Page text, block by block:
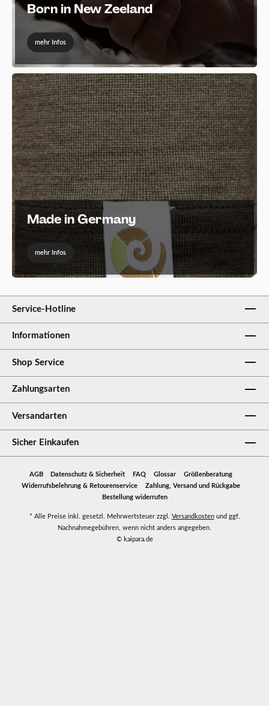
Born in New Zeeland
mehr Infos
Made in Germany
mehr Infos
Service-Hotline
Informationen
Shop Service
Zahlungsarten
Versandarten
Sicher Einkaufen
AGB Datenschutz & Sicherheit FAQ Glossar
Größenberatung
Widerrufsbelehrung & Retourenservice
Zahlung, Versand und Rückgabe
Bestellung widerrufen
* Alle Preise inkl. gesetzl. Mehrwertsteuer zzgl. Versandkostenund ggf.
Nachnahmegebühren, wenn nicht anders angegeben.
© kaipara.de